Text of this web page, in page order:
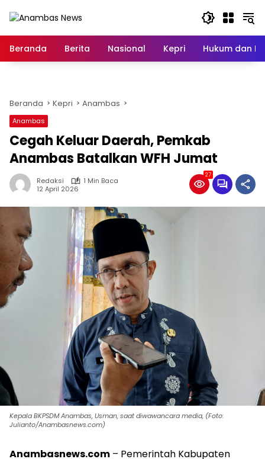
Beranda
Berita Nasional Kepri Hukum dan
Beranda Kepri Anambas
Anambas
Cegah Keluar Daerah, Pemkab
Anambas Batalkan WFH Jumat
Redaksi
1 Min Baca
12 April 2026
27
Kepala BKPSDM Anambas, Usman, saat diwawancara media, (Foto:
Julianto/Anambasnews.com)
Anambasnews.com – Pemerintah Kabupaten